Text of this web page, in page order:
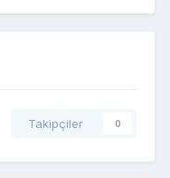
Takipçiler 0